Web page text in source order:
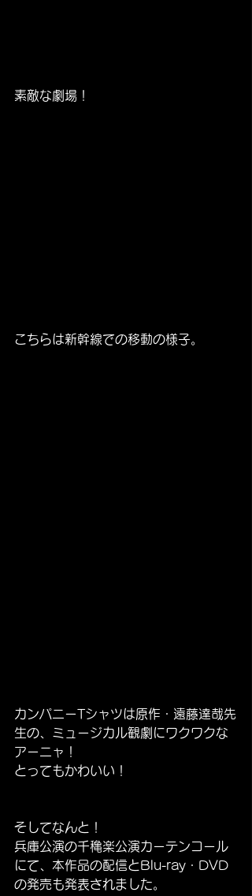
素敵な劇場！
こちらは新幹線での移動の様子。
カンパニーTシャツは原作・遠藤達哉先
生の、ミュージカル観劇にワクワクな
アーニャ！
とってもかわいい！
そしてなんと！
兵庫公演の千穐楽公演カーテンコール
にて、本作品の配信とBlu-ray・DVD
の発売も発表されました。